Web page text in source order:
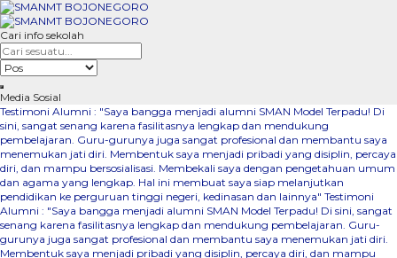
Cari info sekolah
Media Sosial
Testimoni Alumni : "Saya bangga menjadi alumni SMAN Model Terpadu! Di
sini, sangat senang karena fasilitasnya lengkap dan mendukung
pembelajaran. Guru-gurunya juga sangat profesional dan membantu saya
menemukan jati diri. Membentuk saya menjadi pribadi yang disiplin, percaya
diri, dan mampu bersosialisasi. Membekali saya dengan pengetahuan umum
dan agama yang lengkap. Hal ini membuat saya siap melanjutkan
pendidikan ke perguruan tinggi negeri, kedinasan dan lainnya" Testimoni
Alumni : "Saya bangga menjadi alumni SMAN Model Terpadu! Di sini, sangat
senang karena fasilitasnya lengkap dan mendukung pembelajaran. Guru-
gurunya juga sangat profesional dan membantu saya menemukan jati diri.
Membentuk saya menjadi pribadi yang disiplin, percaya diri, dan mampu